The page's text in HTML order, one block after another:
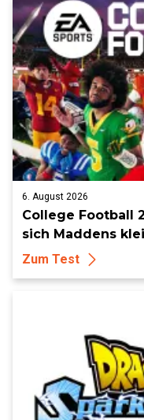
6. August 2026
College Football
sich Maddens
Zum Test